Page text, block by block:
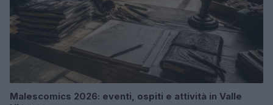
Malescomics 2026: eventi, ospiti e attività in Valle